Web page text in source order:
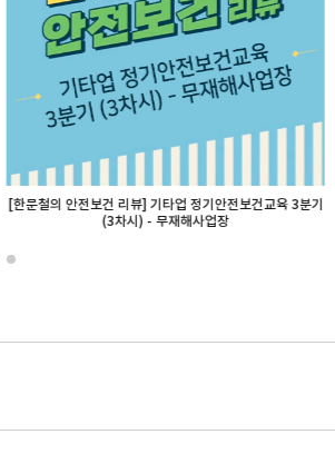
[한문철의 안전보건 리뷰] 기타업 정기안전보건교육 3분기
(3차시) - 무재해사업장